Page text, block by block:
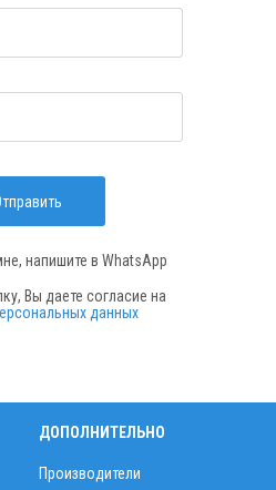
напишите в WhatsApp
Вы даете согласие на
данных
ДОПОЛНИТЕЛЬНО
Производители